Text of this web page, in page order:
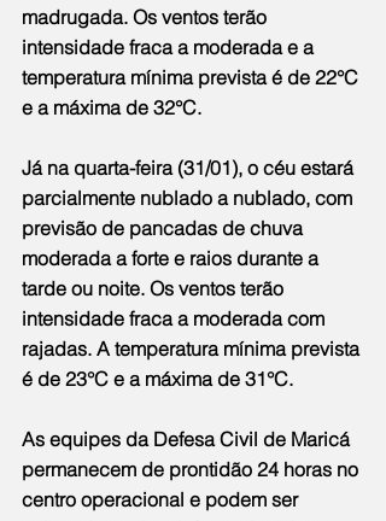
madrugada. Os ventos terão
intensidade fraca a moderada e a
temperatura mínima prevista é de 22°C
e a máxima de 32°C.
Já na quarta-feira (31/01), o céu estará
parcialmente nublado a nublado, com
previsão de pancadas de chuva
moderada a forte e raios durante a
tarde ou noite. Os ventos terão
intensidade fraca a moderada com
rajadas. A temperatura mínima prevista
é de 23°C e a máxima de 31°C.
As equipes da Defesa Civil de Maricá
permanecem de prontidão 24 horas no
centro operacional e podem ser